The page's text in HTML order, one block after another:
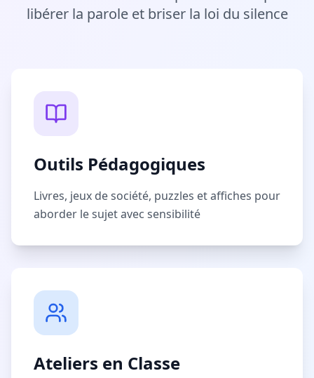
libérer la parole et briser la loi du silence
Outils Pédagogiques
Livres, jeux de société, puzzles et affiches pour
aborder le sujet avec sensibilité
Ateliers en Classe